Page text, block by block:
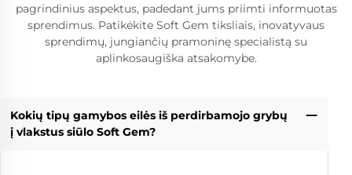
pagrindinius aspektus, padedant jums priimti informuotas
sprendimus. Patikėkite Soft Gem tiksliais, inovatyvaus
sprendimų, jungiančių pramoninę specialistą su
aplinkosaugiška atsakomybe.
Kokių tipų gamybos eilės iš perdirbamojo grybų
į vlakstus siūlo Soft Gem?